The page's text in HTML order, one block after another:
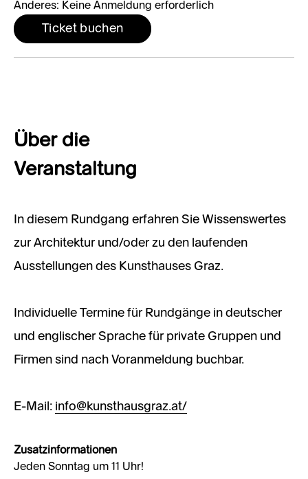
Anderes: Keine Anmeldung erforderlich
Ticket buchen
Über die
Veranstaltung
In diesem Rundgang erfahren Sie Wissenswertes
zur Architektur und/oder zu den laufenden
Ausstellungen des Kunsthauses Graz.
Individuelle Termine für Rundgänge in deutscher
und englischer Sprache für private Gruppen und
Firmen sind nach Voranmeldung buchbar.
E-Mail: info@kunsthausgraz.at/
Zusatzinformationen
Jeden Sonntag um 11 Uhr!